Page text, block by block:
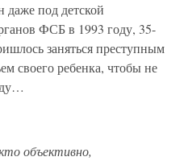
даже под детской
ФСБ в 1993 году, 35-
заняться преступным
своего ребенка, чтобы не
объективно,